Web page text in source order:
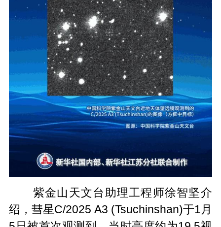
紫金山天文台助理工程师徐智坚介
绍，彗星C/2025 A3 (Tsuchinshan)于1月